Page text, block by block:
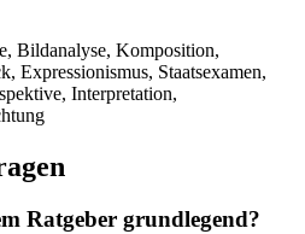
Bildanalyse, Komposition,
Expressionismus, Staatsexamen,
Interpretation,
Ratgeber grundlegend?